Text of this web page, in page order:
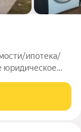
ипотека/
юридическое
на шестом